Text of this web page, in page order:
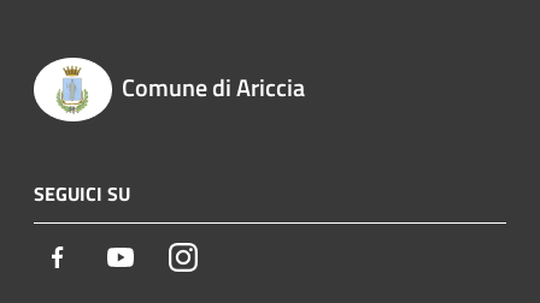
Comune di Ariccia
SEGUICI SU
Facebook YoutubeInstagram